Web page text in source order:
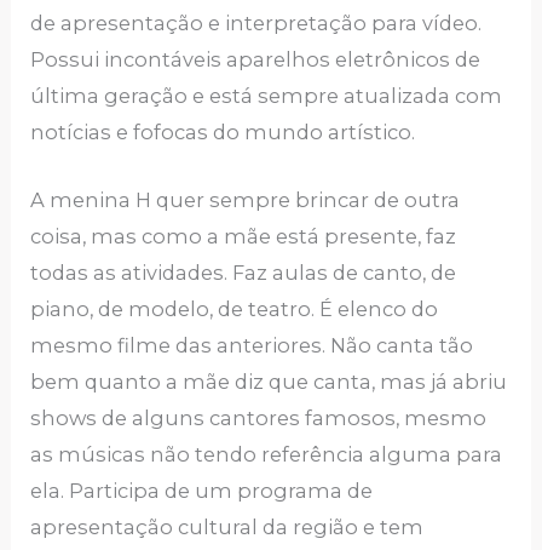
de apresentação e interpretação para vídeo.
Possui incontáveis aparelhos eletrônicos de
última geração e está sempre atualizada com
notícias e fofocas do mundo artístico.
A menina H quer sempre brincar de outra
coisa, mas como a mãe está presente, faz
todas as atividades. Faz aulas de canto, de
piano, de modelo, de teatro. É elenco do
mesmo filme das anteriores. Não canta tão
bem quanto a mãe diz que canta, mas já abriu
shows de alguns cantores famosos, mesmo
as músicas não tendo referência alguma para
ela. Participa de um programa de
apresentação cultural da região e tem